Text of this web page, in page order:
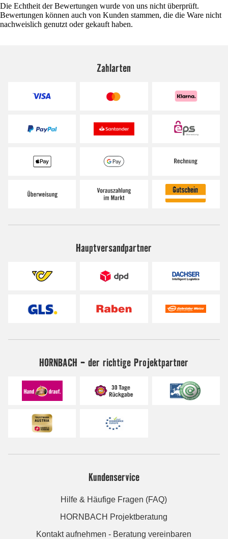
Die Echtheit der Bewertungen wurde von uns nicht überprüft.
Bewertungen können auch von Kunden stammen, die die Ware nicht
nachweislich genutzt oder gekauft haben.
Zahlarten
Hauptversandpartner
HORNBACH - der richtige Projektpartner
Kundenservice
Hilfe & Häufige Fragen (FAQ)
HORNBACH Projektberatung
Kontakt aufnehmen - Beratung vereinbaren